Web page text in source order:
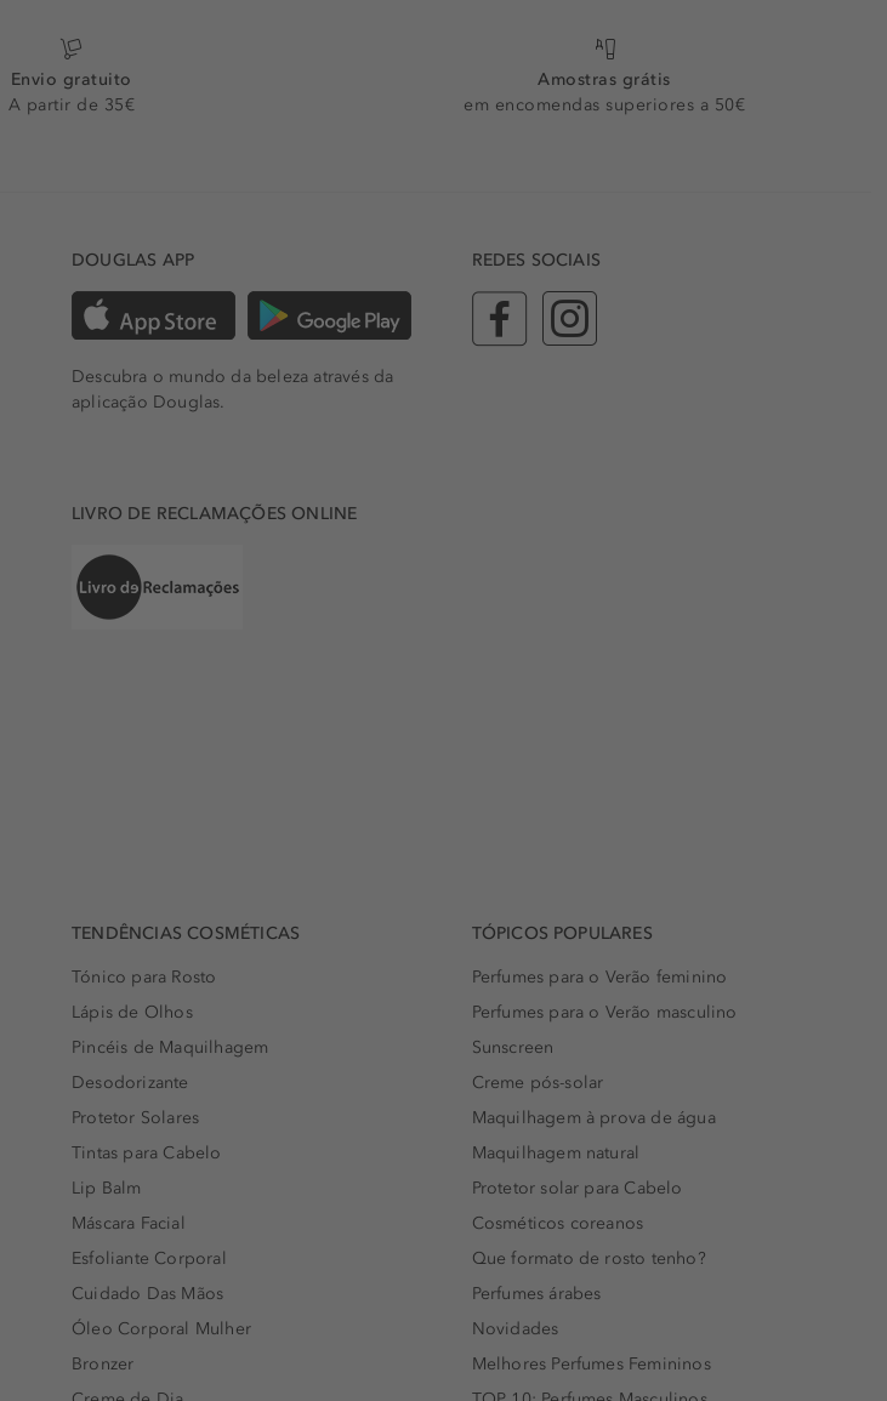
Envio gratuito
A partir de 35€
Amostras grátis
em encomendas superiores a 50€
DOUGLAS APP
Descubra o mundo da beleza através da
aplicação Douglas.
REDES SOCIAIS
LIVRO DE RECLAMAÇÕES ONLINE
TENDÊNCIAS COSMÉTICAS
Tónico para Rosto
Lápis de Olhos
Pincéis de Maquilhagem
Desodorizante
Protetor Solares
Tintas para Cabelo
Lip Balm
Máscara Facial
Esfoliante Corporal
Cuidado Das Mãos
Óleo Corporal Mulher
Bronzer
TÓPICOS POPULARES
Perfumes para o Verão feminino
Perfumes para o Verão masculino
Sunscreen
Creme pós-solar
Maquilhagem à prova de água
Maquilhagem natural
Protetor solar para Cabelo
Cosméticos coreanos
Que formato de rosto tenho?
Perfumes árabes
Novidades
Melhores Perfumes Femininos